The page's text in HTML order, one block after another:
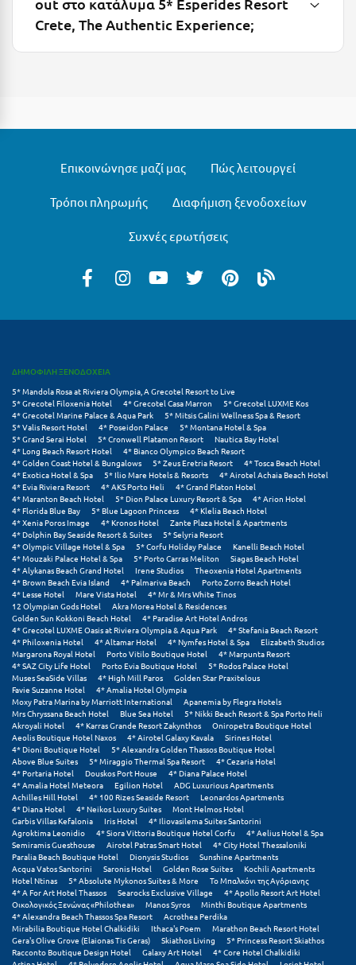
Μυστράς
Νάξος
Νέα Στύρα Εύβοιας
Ξυλόκαστρο
Ο
Ορεινή Αρκαδία
Ορεινή Ναυπακτία
Π
Πάλαιρος
Παξοί
Παραλία Κατερίνης
Παραλία Λιτοχώρου
Παράλιο Άστρος
Πάργα
Παρνασσός
Πάρος
Πάτμος
Πάτρα
Παύλιανη
Πειραιάς
Πελοπόννησος
Πήλιο
Crete, The Authentic Experience;
Επικοινώνησε μαζί μας Πώς λειτουργεί
Τρόποι πληρωμής Διαφήμιση ξενοδοχείων
Συχνές ερωτήσεις
ΔΗΜΟΦΙΛΗ ΞΕΝΟΔΟΧΕΙΑ
5* Mandola Rosa at Riviera Olympia, A Grecotel Resort to Live
5* Grecotel Filoxenia Hotel
4* Grecotel Casa Marron
5* Grecotel LUXME Kos
4* Grecotel Marine Palace & Aqua Park
5* Mitsis Galini Wellness Spa & Resort
5* Valis Resort Hotel
4* Poseidon Palace
5* Montana Hotel & Spa
5* Grand Serai Hotel
5* Cronwell Platamon Resort
Nautica Bay Hotel
4* Long Beach Resort Hotel
4* Bianco Olympico Beach Resort
4* Golden Coast Hotel & Bungalows
5* Zeus Eretria Resort
4* Tosca Beach Hotel
4* Exotica Hotel & Spa
5* Ilio Mare Hotels & Resorts
4* Airotel Achaia Beach Hotel
4* Evia Riviera Resort
4* AKS Porto Heli
4* Grand Platon Hotel
4* Maranton Beach Hotel
5* Dion Palace Luxury Resort & Spa
4* Arion Hotel
4* Florida Blue Bay
5* Blue Lagoon Princess
4* Klelia Beach Hotel
4* Xenia Poros Image
4* Kronos Hotel
Zante Plaza Hotel & Apartments
4* Dolphin Bay Seaside Resort & Suites
5* Selyria Resort
4* Olympic Village Hotel & Spa
5* Corfu Holiday Palace
Kanelli Beach Hotel
4* Mouzaki Palace Hotel & Spa
5* Porto Carras Meliton
Siagas Beach Hotel
4* Alykanas Beach Grand Hotel
Irene Studios
Theoxenia Hotel Apartments
4* Brown Beach Evia Island
4* Palmariva Beach
Porto Zorro Beach Hotel
4* Lesse Hotel
Mare Vista Hotel
4* Mr & Mrs White Tinos
12 Olympian Gods Hotel
Akra Morea Hotel & Residences
Golden Sun Kokkoni Beach Hotel
4* Paradise Art Hotel Andros
4* Grecotel LUXME Oasis at Riviera Olympia & Aqua Park
4* Stefania Beach Resort
4* Philoxenia Hotel
4* Altamar Hotel 4* Nymfes Hotel & Spa
Elizabeth Studios
Margarona Royal Hotel
Porto Vitilo Boutique Hotel
4* Marpunta Resort
4* SAZ City Life Hotel
Porto Evia Boutique Hotel
5* Rodos Palace Hotel
Muses SeaSide Villas
4* High Mill Paros
Golden Star Praxitelous
Favie Suzanne Hotel
4* Amalia Hotel Olympia
Moxy Patra Marina by Marriott International
Apanemia by Flegra Hotels
Mrs Chryssana Beach Hotel
Blue Sea Hotel
5* Nikki Beach Resort & Spa Porto Heli
Akroyali Hotel
4* Karras Grande Resort Zakynthos
Oniropetra Boutique Hotel
Aeolis Boutique Hotel Naxos
4* Airotel Galaxy Kavala
Sirines Hotel
4* Dioni Boutique Hotel
5* Alexandra Golden Thassos Boutique Hotel
Above Blue Suites
5* Miraggio Thermal Spa Resort
4* Cezaria Hotel
4* Portaria Hotel
Douskos Port House
4* Diana Palace Hotel
4* Amalia Hotel Meteora
Egilion Hotel
ADG Luxurious Apartments
Achilles Hill Hotel
4* 100 Rizes Seaside Resort
Leonardos Apartments
4* Diana Hotel
4* Neikos Luxury Suites
Mont Helmos Hotel
Garbis Villas Kefalonia
Iris Hotel
4* Iliovasilema Suites Santorini
Agroktima Leonidio
4* Siora Vittoria Boutique Hotel Corfu
4* Aelius Hotel & Spa
Semiramis Guesthouse
Airotel Patras Smart Hotel
4* City Hotel Thessaloniki
Paralia Beach Boutique Hotel
Dionysis Studios
Sunshine Apartments
Acqua Vatos Santorini
Saronis Hotel Golden Rose Suites
Kochili Apartments
Hotel Ntinas
5* Absolute Mykonos Suites & More
Το Μπαλκόνι της Αγόριανης
4* A For Art Hotel Thassos
Searocks Exclusive Village
4* Apollo Resort Art Hotel
Οικολογικός Ξενώνας «Philothea»
Manos Syros
Minthi Boutique Apartments
4* Alexandra Beach Thassos Spa Resort
Acrothea Perdika
Mirabilia Boutique Hotel Chalkidiki
Ithaca's Poem
Marathon Beach Resort Hotel
Gera's Olive Grove (Elaionas Tis Geras)
Skiathos Living
5* Princess Resort Skiathos
Racconto Boutique Design Hotel
Galaxy Art Hotel
4* Core Hotel Chalkidiki